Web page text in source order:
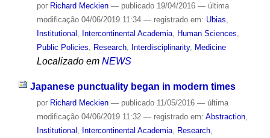
por Richard Meckien — publicado19/04/2016 — última
modificação04/06/2019 11:34 — registrado em: Ubias
Institutional
Intercontinental Academia, Human Sciences
Public Policies
Research, Interdisciplinarity, Medicine
Localizado em NEWS
Japanese punctuality began in modern times
por Richard Meckien — publicado11/05/2016 — última
modificação04/06/2019 11:32 — registrado em: Abstraction,
Institutional , Intercontinental Academia, Research,